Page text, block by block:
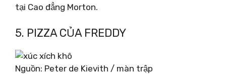
tại Cao đẳng Morton.
5. PIZZA CỦA FREDDY
Nguồn: Peter de Kievith / màn trập